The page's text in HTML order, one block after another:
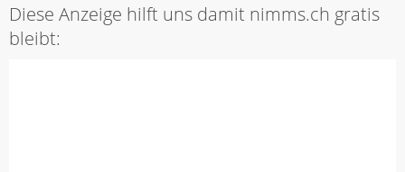
Diese Anzeige hilft uns damit nimms.ch gratis
bleibt: